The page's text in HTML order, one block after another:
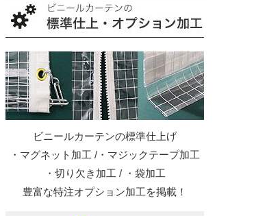
ビニールカーテンの標準仕上げ
・マグネット加工 /・マジックテープ加工
・切り欠き加工 / ・袋加工
豊富な特注オプション加工を掲載！